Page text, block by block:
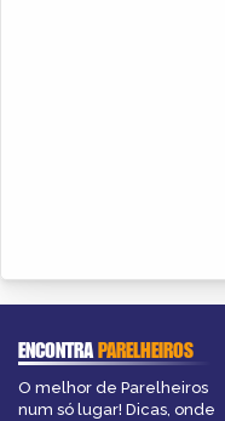
ENCONTRAPARELHEIROS
O melhor de Parelheiros
num só lugar! Dicas, onde